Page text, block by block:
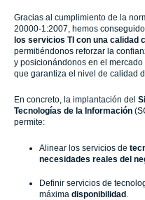
Gracias al cumplimiento de la
20000-1:2007, hemos conseguido
los servicios TI con una calidad
permitiéndonos reforzar la
y posicionándonos en el
que garantiza el nivel de calidad
En concreto, la implantación del
Tecnologías de la Información
permite:
Alinear los servicios de
necesidades reales del
Definir servicios de
máxima disponibilidad